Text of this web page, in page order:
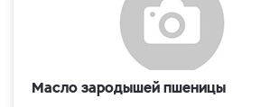
Масло зародышей пшеницы